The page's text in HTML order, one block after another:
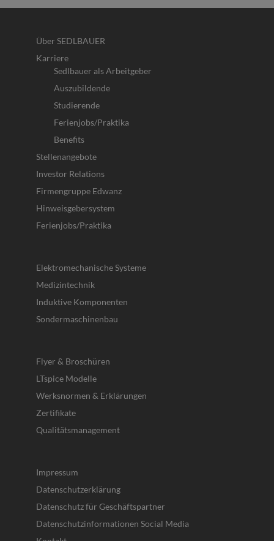
Über SEDLBAUER
Karriere
Sedlbauer als Arbeitgeber
Auszubildende
Studierende
Ferienjobs/Praktika
Benefits
Stellenangebote
Investor Relations
Firmengruppe Edwanz
Hinweisgebersystem
Ferienjobs/Praktika
Elektromechanische Systeme
Medizintechnik
Induktive Komponenten
Sondermaschinenbau
Flyer & Broschüren
LTspice Modelle
Werksnormen & Erklärungen
Zertifikate
Qualitätsmanagement
Impressum
Datenschutzerklärung
Datenschutz für Geschäftspartner
Datenschutzinformationen Social Media